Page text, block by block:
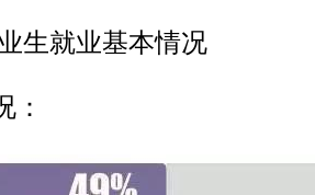
生就业基本情况
：